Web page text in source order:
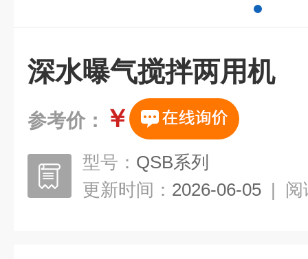
深水曝气搅拌两用机
参考价： ￥
型号： QSB系列
更新时间： 2026-06-05 | 阅